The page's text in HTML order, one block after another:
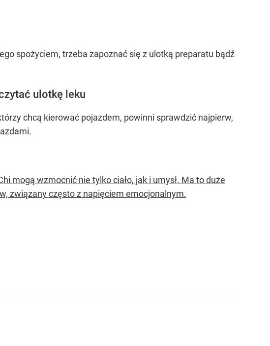
spożyciem, trzeba zapoznać się z ulotką preparatu bądź
ulotkę leku
chcą kierować pojazdem, powinni sprawdzić najpierw,
mogą wzmocnić nie tylko ciało, jak i umysł. Ma to duże
związany często z napięciem emocjonalnym.